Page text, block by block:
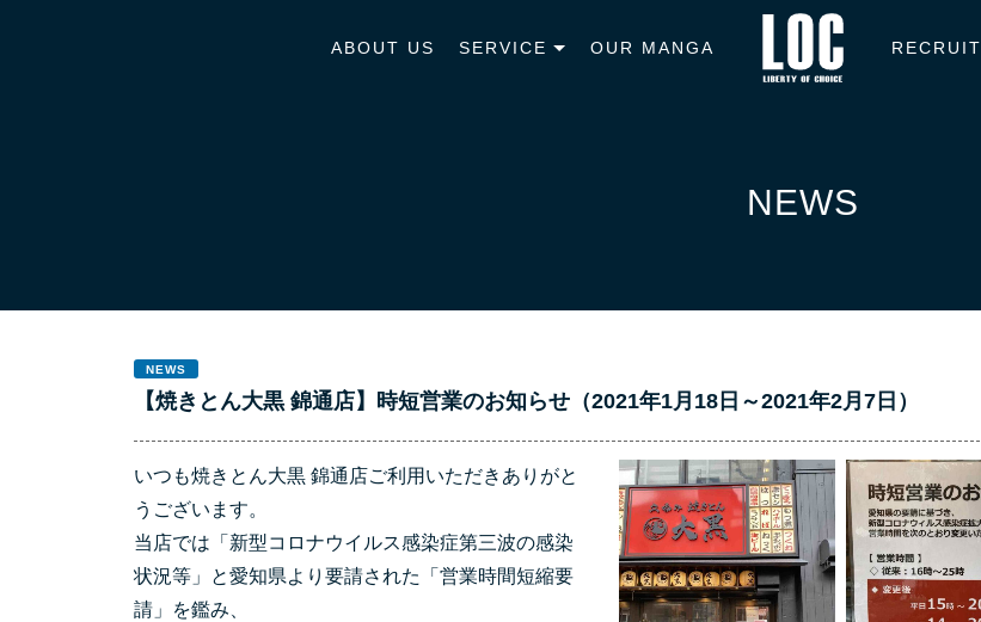
ABOUT US SERVICE OUR MANGA RECRUIT
NEWS
NEWS
【焼きとん大黒 錦通店】時短営業のお知らせ（2021年1月18日～2021年2月7日）
いつも焼きとん大黒 錦通店ご利用いただきありがと
うございます。
当店では「新型コロナウイルス感染症第三波の感染
状況等」と愛知県より要請された「営業時間短縮要
請」を鑑み、